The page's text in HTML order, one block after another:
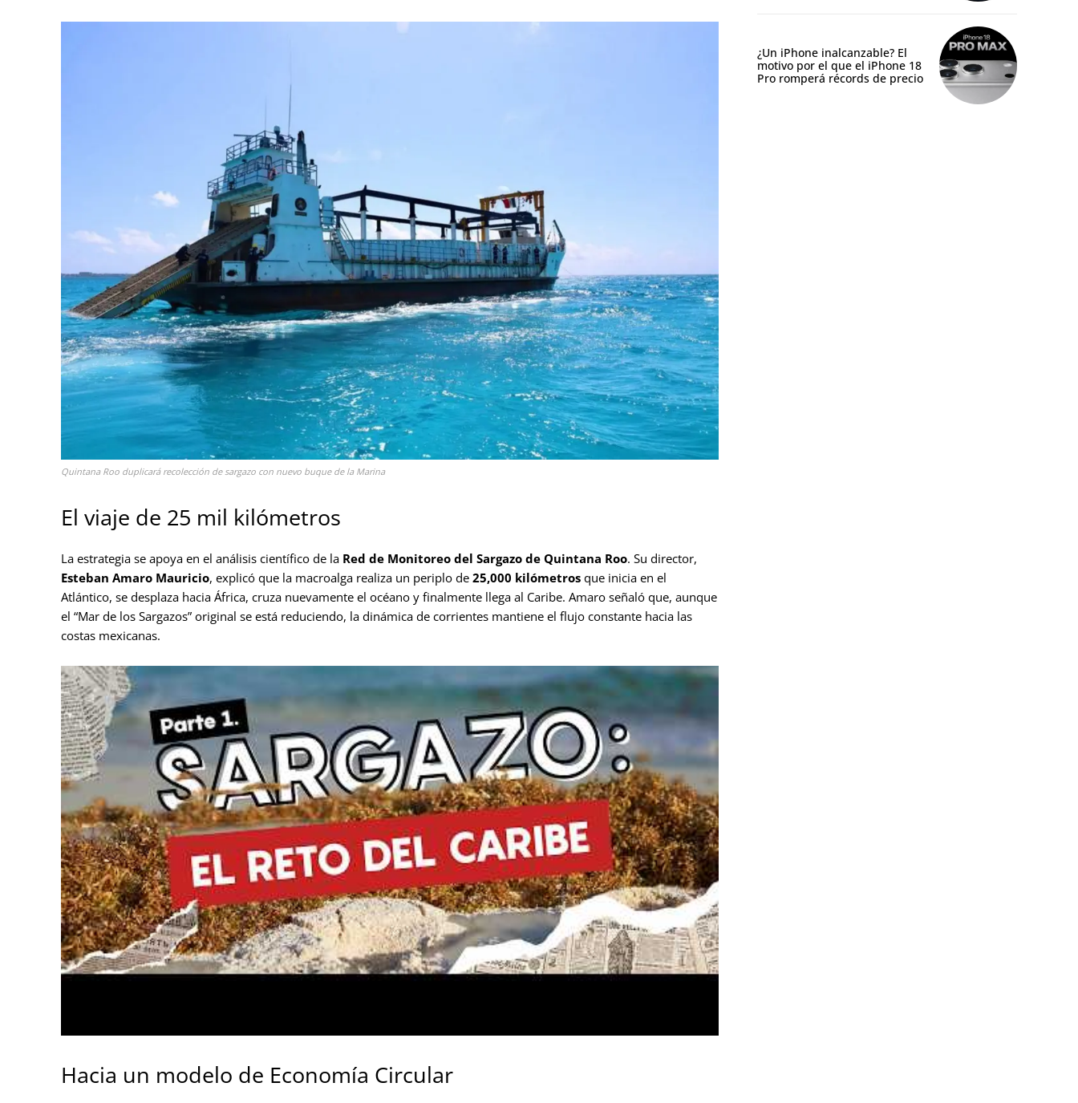
Quintana Roo duplicará recolección de sargazo con nuevo buque de la Marina
El viaje de 25 mil kilómetros
La estrategia se apoya en el análisis científico de la Red de Monitoreo del Sargazo de Quintana Roo. Su director,
Esteban Amaro Mauricio, explicó que la macroalga realiza un periplo de 25,000 kilómetros que inicia en el
Atlántico, se desplaza hacia África, cruza nuevamente el océano y finalmente llega al Caribe. Amaro señaló que, aunque
el “Mar de los Sargazos” original se está reduciendo, la dinámica de corrientes mantiene el flujo constante hacia las
costas mexicanas.
Hacia un modelo de Economía Circular
¿Un iPhone inalcanzable? El
motivo por el que el iPhone 18
Pro romperá récords de precio